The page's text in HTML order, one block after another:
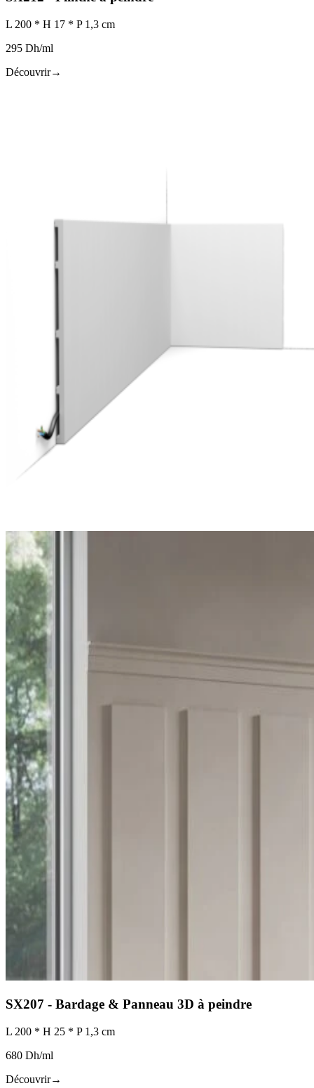
L 200 * H 17 * P 1,3 cm
295 Dh/ml
Découvrir→
SX207 - Bardage & Panneau 3D à peindre
L 200 * H 25 * P 1,3 cm
680 Dh/ml
Découvrir→